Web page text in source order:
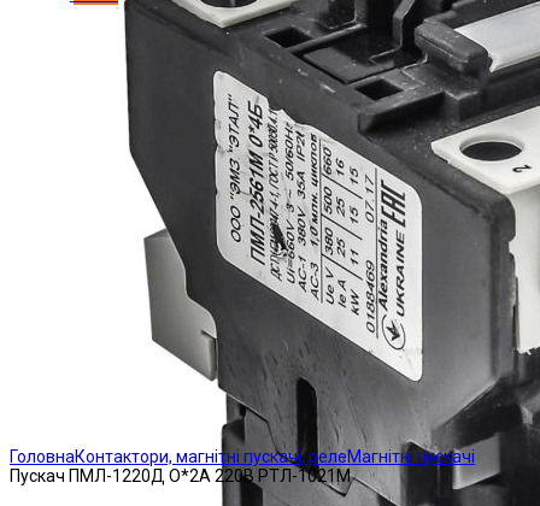
ГоловнаКонтактори, магнітні пускачі, релеМагнітні пускачі
Пускач ПМЛ-1220Д О*2А 220В РТЛ-1021М